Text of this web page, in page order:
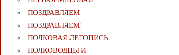
ПОЗДРАВЛЯЕМ
ПОЗДРАВЛЯЕМ!
ПОЛКОВАЯ ЛЕТОПИСЬ
ПОЛКОВОДЦЫ И